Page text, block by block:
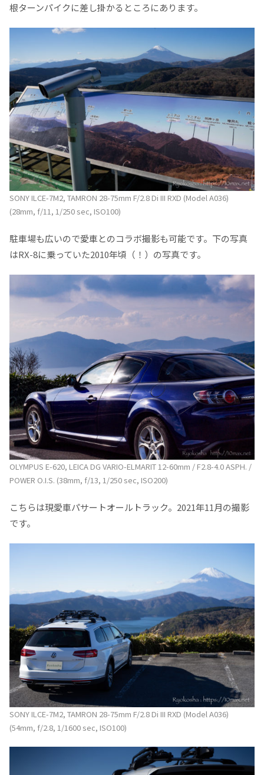
根ターンパイクに差し掛かるところにあります。
SONY ILCE-7M2, TAMRON 28-75mm F/2.8 Di III RXD (Model A036)
(28mm, f/11, 1/250 sec, ISO100)
駐車場も広いので愛車とのコラボ撮影も可能です。下の写真
はRX-8に乗っていた2010年頃（！）の写真です。
OLYMPUS E-620, LEICA DG VARIO-ELMARIT 12-60mm / F2.8-4.0 ASPH. /
POWER O.I.S. (38mm, f/13, 1/250 sec, ISO200)
こちらは現愛車パサートオールトラック。2021年11月の撮影
です。
SONY ILCE-7M2, TAMRON 28-75mm F/2.8 Di III RXD (Model A036)
(54mm, f/2.8, 1/1600 sec, ISO100)